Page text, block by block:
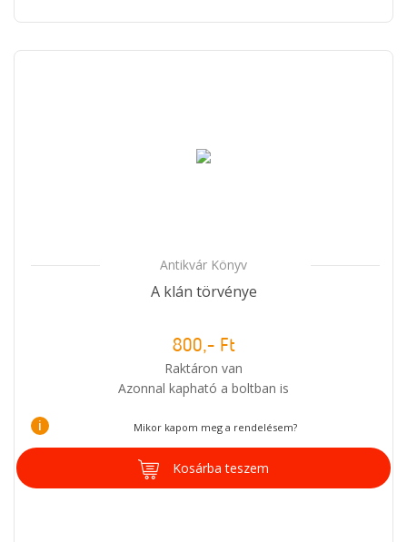
Antikvár Könyv
A klán törvénye
800,- Ft
Raktáron van
Azonnal kapható a boltban is
i Mikor kapom meg a rendelésem?
Kosárba teszem